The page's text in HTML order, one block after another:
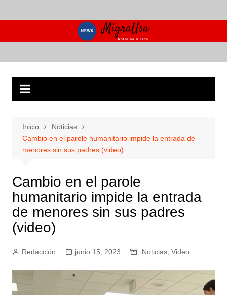
al
Inicio
Noticias
Cambio en el parole humanitario impide la entrada de
menores sin sus padres (video)
Cambio en el parole
humanitario impide la entrada
de menores sin sus padres
(video)
Redacción junio 15, 2023 Noticias, Video